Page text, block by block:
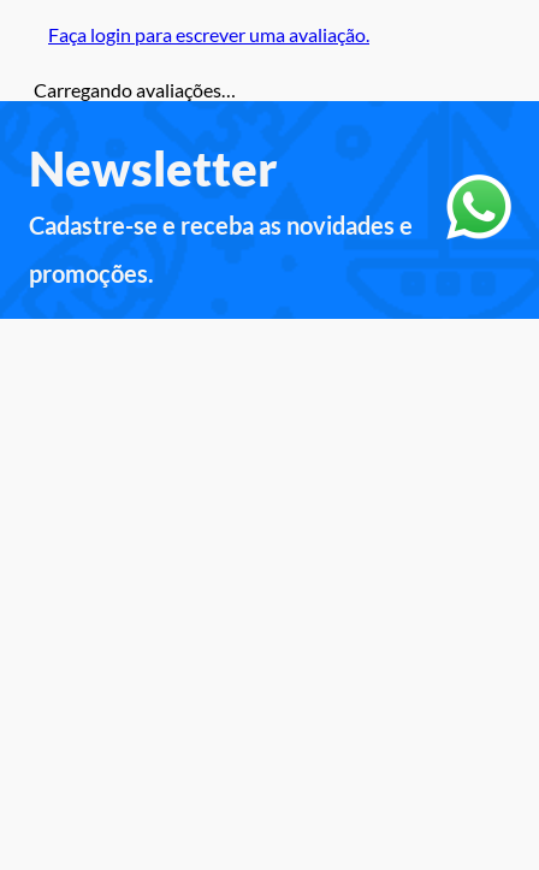
Faça login para escrever uma avaliação.
Carregando avaliações…
Newsletter
Cadastre-se e receba as novidades e
promoções.